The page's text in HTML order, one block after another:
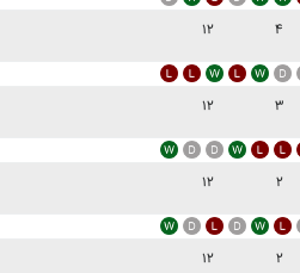
۱۲ ۴
۱۲ ۳
۱۲ ۲
۱۲ ۲